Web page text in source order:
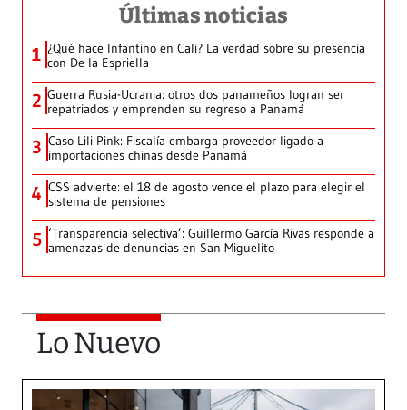
Últimas noticias
1 ¿Qué hace Infantino en Cali? La verdad sobre su presencia
con De la Espriella
2 Guerra Rusia-Ucrania: otros dos panameños logran ser
repatriados y emprenden su regreso a Panamá
3 Caso Lili Pink: Fiscalía embarga proveedor ligado a
importaciones chinas desde Panamá
4 CSS advierte: el 18 de agosto vence el plazo para elegir el
sistema de pensiones
5 ‘Transparencia selectiva’: Guillermo García Rivas responde a
amenazas de denuncias en San Miguelito
Lo Nuevo